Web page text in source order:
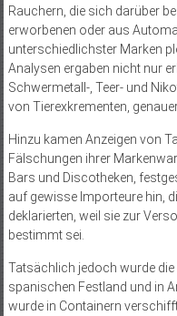
Rauchern, die sich darüber
erworbenen oder aus
unterschiedlichster Marken
Analysen ergaben nicht nur
Schwermetall-, Teer- und
von Tierexkrementen,
Hinzu kamen Anzeigen von
Fälschungen ihrer
Bars und Discotheken,
auf gewisse Importeure hin,
deklarierten, weil sie zur
bestimmt sei.
Tatsächlich jedoch wurde
spanischen Festland und in
wurde in Containern